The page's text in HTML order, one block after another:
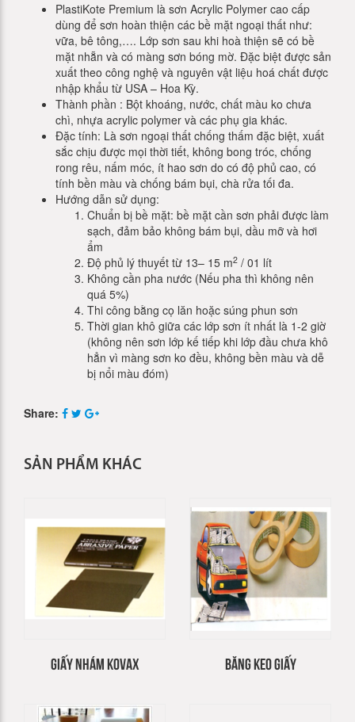
PlastiKote Premium là sơn Acrylic Polymer cao cấp
dùng để sơn hoàn thiện các bề mặt ngoại thất như:
vữa, bê tông,…. Lớp sơn sau khi hoà thiện sẽ có bề
mặt nhẵn và có màng sơn bóng mờ. Đặc biệt được sản
xuất theo công nghệ và nguyên vật liệu hoá chất được
nhập khẩu từ USA – Hoa Kỳ.
Thành phần : Bột khoáng, nước, chất màu ko chưa
chì, nhựa acrylic polymer và các phụ gia khác.
Đặc tính: Là sơn ngoại thất chống thấm đặc biệt, xuất
sắc chịu được mọi thời tiết, không bong tróc, chống
rong rêu, nấm móc, ít hao sơn do có độ phủ cao, có
tính bền màu và chống bám bụi, chà rửa tối đa.
Hướng dẫn sử dụng:
Chuẩn bị bề mặt: bề mặt cần sơn phải được làm
sạch, đảm bảo không bám bụi, dầu mỡ và hơi
ẩm
Độ phủ lý thuyết từ 13– 15 m2 / 01 lít
Không cần pha nước (Nếu pha thì không nên
quá 5%)
Thi công bằng cọ lăn hoặc súng phun sơn
Thời gian khô giữa các lớp sơn ít nhất là 1-2 giờ
(không nên sơn lớp kế tiếp khi lớp đầu chưa khô
hẳn vì màng sơn ko đều, không bền màu và dễ
bị nổi màu đóm)
Share:
SẢN PHẨM KHÁC
GIẤY NHÁM KOVAX BĂNG KEO GIẤY